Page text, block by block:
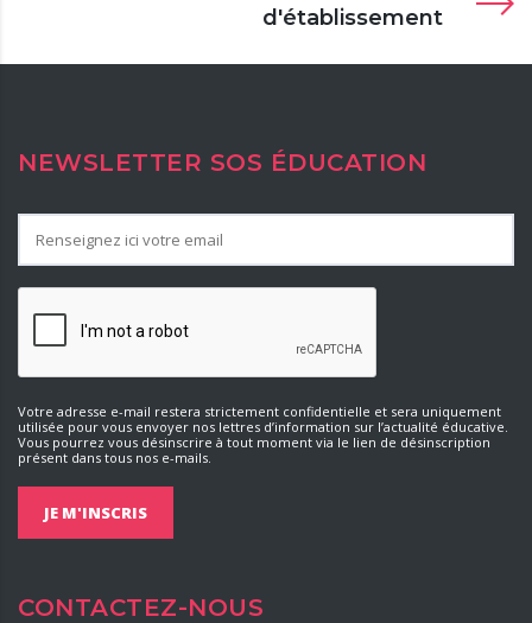
d'établissement
NEWSLETTER SOS ÉDUCATION
Votre adresse e-mail restera strictement confidentielle et sera uniquement
utilisée pour vous envoyer nos lettres d’information sur l’actualité éducative.
Vous pourrez vous désinscrire à tout moment via le lien de désinscription
présent dans tous nos e-mails.
CONTACTEZ-NOUS